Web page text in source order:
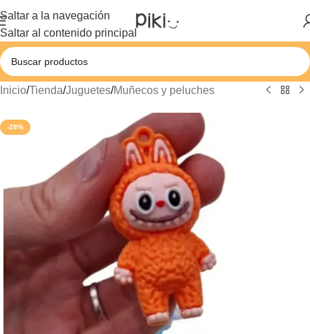
Saltar a la navegación
Saltar al contenido principal
Inicio/Tienda/Juguetes/Muñecos y peluches
-28%